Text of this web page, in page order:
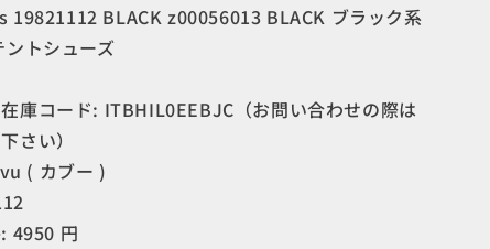
ー
)
ア
ソ
ク
ス
Boa
19821112 BLACK z00056013 BLACK ブラック系
トシューズ
庫コード: ITBHIL0EEBJC（お問い合わせの際は
さい）
( カブー )
4950 円